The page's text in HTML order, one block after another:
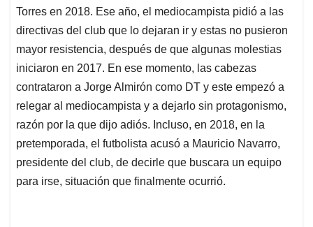
Torres en 2018. Ese año, el mediocampista pidió a las
directivas del club que lo dejaran ir y estas no pusieron
mayor resistencia, después de que algunas molestias
iniciaron en 2017. En ese momento, las cabezas
contrataron a Jorge Almirón como DT y este empezó a
relegar al mediocampista y a dejarlo sin protagonismo,
razón por la que dijo adiós. Incluso, en 2018, en la
pretemporada, el futbolista acusó a Mauricio Navarro,
presidente del club, de decirle que buscara un equipo
para irse, situación que finalmente ocurrió.